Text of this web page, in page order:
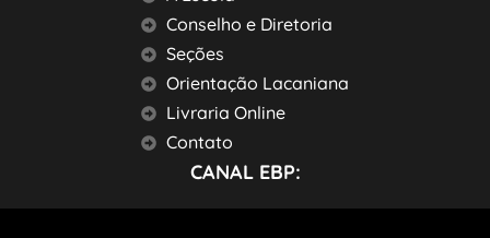
Conselho e Diretoria
Seções
Orientação Lacaniana
Livraria Online
Contato
CANAL EBP: